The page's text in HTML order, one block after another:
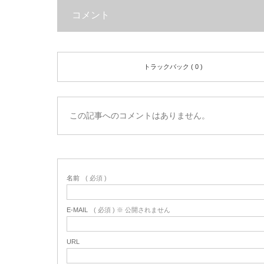
コメント
トラックバック ( 0 )
この記事へのコメントはありません。
名前 ( 必須 )
E-MAIL ( 必須 ) ※ 公開されません
URL